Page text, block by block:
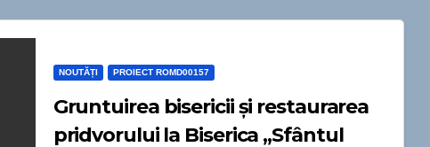
NOUTĂȚI PROIECT ROMD00157
Gruntuirea bisericii și restaurarea
pridvorului la Biserica „Sfântul